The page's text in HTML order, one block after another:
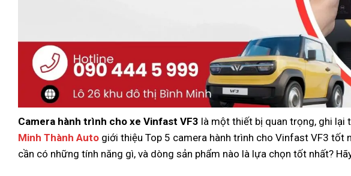
Camera hành trình cho xe Vinfast VF3 là một thiết bị quan trọng, ghi lại
Minh Thành Auto giới thiệu Top 5 camera hành trình cho Vinfast VF3 tốt
cần có những tính năng gì, và dòng sản phẩm nào là lựa chọn tốt nhất?